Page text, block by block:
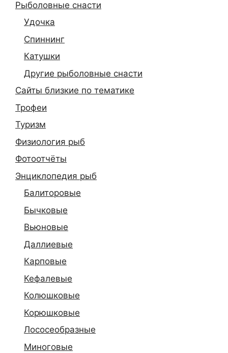
Рыболовные снасти
Удочка
Спиннинг
Катушки
Другие рыболовные снасти
Сайты близкие по тематике
Трофеи
Туризм
Физиология рыб
Фотоотчёты
Энциклопедия рыб
Балиторовые
Бычковые
Вьюновые
Даллиевые
Карповые
Кефалевые
Колюшковые
Корюшковые
Лососеобразные
Миноговые